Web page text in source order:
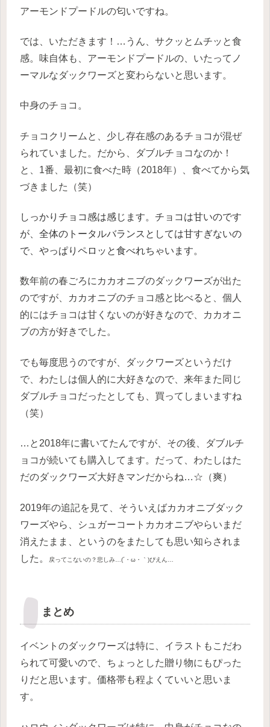
アーモンドプードルの匂いですね。
では、いただきます！…うん、サクッとムチッと食
感。味自体も、アーモンドプードルの、いたってノ
ーマルなダックワーズと変わらないと思います。
中身のチョコ。
チョコクリームと、少し存在感のあるチョコが混ぜ
られていました。だから、ダブルチョコなのか！
と、1番、最初に食べた時（2018年）、食べてから気
づきました（笑）
しっかりチョコ感は感じます。チョコは甘いのです
が、全体のトータルバランスとしては甘すぎないの
で、やっぱりペロッと食べれちゃいます。
数年前の春ごろにカカオニブのダックワーズが出た
のですが、カカオニブのチョコ感と比べると、個人
的にはチョコは甘くないのが好きなので、カカオニ
ブの方が好きでした。
でも毎度思うのですが、ダックワーズというだけ
で、わたしは個人的に大好きなので、来年また同じ
ダブルチョコだったとしても、買ってしまいますね
（笑）
…と2018年に書いてたんですが、その後、ダブルチ
ョコが続いても購入してます。だって、わたしはた
だのダックワーズ大好きマンだからね…☆（爽）
2019年の追記を見て、そういえばカカオニブダック
ワーズやら、シュガーコートカカオニブやらいまだ
消えたまま、というのをまたしても思い知らされま
した。
戻ってこないの？悲しみ…(´・ω・｀)ぴえん…
まとめ
イベントのダックワーズは特に、イラストもこだわ
られて可愛いので、ちょっとした贈り物にもぴった
りだと思います。価格帯も程よくていいと思いま
す。